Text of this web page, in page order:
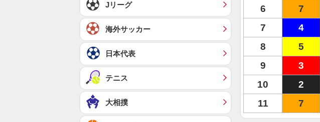
6
7
7
4
8
5
9
3
10
2
11
7
Jリーグ
海外サッカー
日本代表
テニス
大相撲